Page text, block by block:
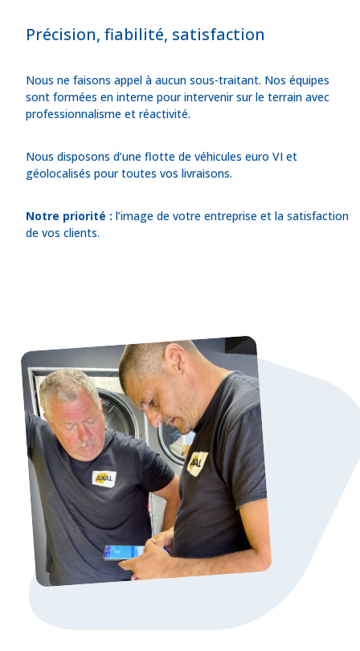
Précision, fiabilité, satisfaction
Nous ne faisons appel à aucun sous-traitant. Nos équipes
sont formées en interne pour intervenir sur le terrain avec
professionnalisme et réactivité.
Nous disposons d’une flotte de véhicules euro VI et
géolocalisés pour toutes vos livraisons.
Notre priorité : l’image de votre entreprise et la satisfaction
de vos clients.